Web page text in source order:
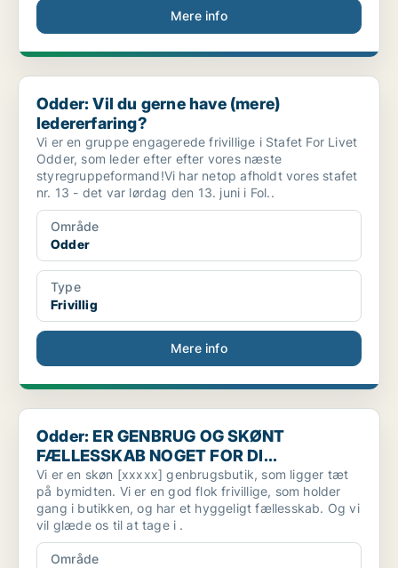
Mere info
Odder: Vil du gerne have (mere) ledererfaring?
Odder: Vil du gerne have (mere)
ledererfaring?
Vi er en gruppe engagerede frivillige i Stafet For Livet
Odder, som leder efter efter vores næste
styregruppeformand!Vi har netop afholdt vores stafet
nr. 13 - det var lørdag den 13. juni i Fol..
Område
Odder
Type
Frivillig
Mere info
Odder: ER GENBRUG OG SKØNT FÆLLESSKAB NOGET FOR
Odder: ER GENBRUG OG SKØNT
FÆLLESSKAB NOGET FOR DI...
Vi er en skøn [xxxxx] genbrugsbutik, som ligger tæt
på bymidten. Vi er en god flok frivillige, som holder
gang i butikken, og har et hyggeligt fællesskab. Og vi
vil glæde os til at tage i .
Område